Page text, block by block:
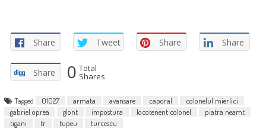
Share Tweet Share Share
Share 0 Total
Shares
Tagged 01027 armata avansare caporal
colonelul mierlici
gabriel oprea
glont impostura locotenent colonel
piatra neamt
tigani
tr tupeu turcescu